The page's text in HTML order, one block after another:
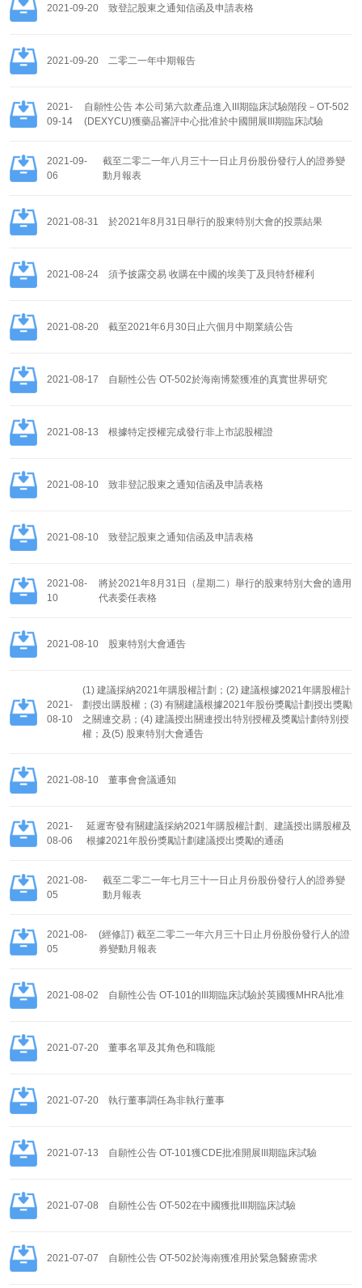
2021-09-20 致登記股東之通知信函及申請表格
2021-09-20 二零二一年中期報告
2021-
09-14
自願性公告 本公司第六款產品進入III期臨床試驗階段－OT-502
(DEXYCU)獲藥品審評中心批准於中國開展III期臨床試驗
2021-09-
06
截至二零二一年八月三十一日止月份股份發行人的證券變
動月報表
2021-08-31 於2021年8月31日舉行的股東特別大會的投票結果
2021-08-24 須予披露交易 收購在中國的埃美丁及貝特舒權利
2021-08-20 截至2021年6月30日止六個月中期業績公告
2021-08-17 自願性公告 OT-502於海南博鰲獲准的真實世界研究
2021-08-13 根據特定授權完成發行非上市認股權證
2021-08-10 致非登記股東之通知信函及申請表格
2021-08-10 致登記股東之通知信函及申請表格
2021-08-
10
將於2021年8月31日（星期二）舉行的股東特別大會的適用
代表委任表格
2021-08-10 股東特別大會通告
2021-
08-10
(1) 建議採納2021年購股權計劃；(2) 建議根據2021年購股權計
劃授出購股權；(3) 有關建議根據2021年股份獎勵計劃授出獎勵
之關連交易；(4) 建議授出關連授出特別授權及獎勵計劃特別授
權；及(5) 股東特別大會通告
2021-08-10 董事會會議通知
2021-
08-06
延遲寄發有關建議採納2021年購股權計劃、建議授出購股權及
根據2021年股份獎勵計劃建議授出獎勵的通函
2021-08-
05
截至二零二一年七月三十一日止月份股份發行人的證券變
動月報表
2021-08-
05
(經修訂) 截至二零二一年六月三十日止月份股份發行人的證
券變動月報表
2021-08-02 自願性公告 OT-101的III期臨床試驗於英國獲MHRA批准
2021-07-20 董事名單及其角色和職能
2021-07-20 執行董事調任為非執行董事
2021-07-13 自願性公告 OT-101獲CDE批准開展III期臨床試驗
2021-07-08 自願性公告 OT-502在中國獲批III期臨床試驗
2021-07-07 自願性公告 OT-502於海南獲准用於緊急醫療需求